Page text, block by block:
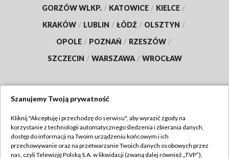
GORZÓW WLKP. / KATOWICE / KIELCE /
KRAKÓW / LUBLIN / ŁÓDŹ / OLSZTYN /
OPOLE / POZNAŃ / RZESZÓW /
SZCZECIN / WARSZAWA / WROCŁAW
TVP
Abonament TVP
Regulamin TVP
Szanujemy Twoją prywatność
Kliknij "Akceptuję i przechodzę do serwisu", aby wyrazić zgody na
korzystanie z technologii automatycznego śledzenia i zbierania danych,
dostęp do informacji na Twoim urządzeniu końcowym i ich
przechowywanie oraz na przetwarzanie Twoich danych osobowych przez
nas, czyli Telewizję Polską S.A. w likwidacji (zwaną dalej również „TVP”),